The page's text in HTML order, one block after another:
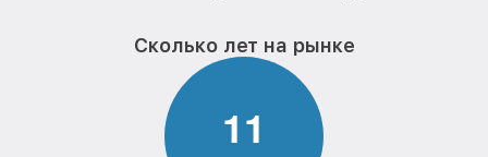
Сколько лет на рынке
11